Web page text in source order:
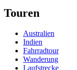
Touren
Australien
Indien
Fahrradtour
Wanderung
Laufstrecke